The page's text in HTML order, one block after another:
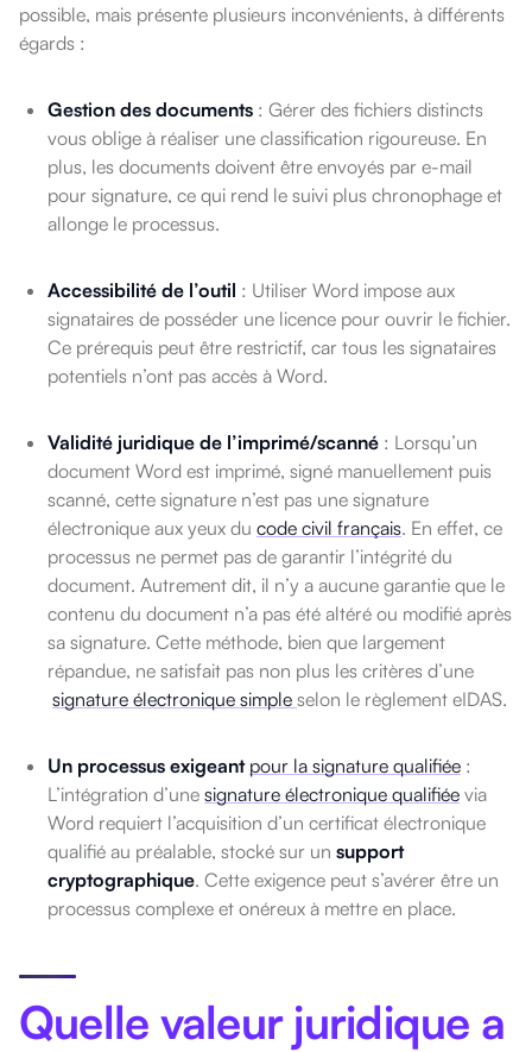
possible, mais présente plusieurs inconvénients, à différents
égards :
Gestion des documents : Gérer des fichiers distincts
vous oblige à réaliser une classification rigoureuse. En
plus, les documents doivent être envoyés par e-mail
pour signature, ce qui rend le suivi plus chronophage et
allonge le processus.
Accessibilité de l’outil : Utiliser Word impose aux
signataires de posséder une licence pour ouvrir le fichier.
Ce prérequis peut être restrictif, car tous les signataires
potentiels n’ont pas accès à Word.
Validité juridique de l’imprimé/scanné : Lorsqu’un
document Word est imprimé, signé manuellement puis
scanné, cette signature n’est pas une signature
électronique aux yeux du code civil français. En effet, ce
processus ne permet pas de garantir l’intégrité du
document. Autrement dit, il n’y a aucune garantie que le
contenu du document n’a pas été altéré ou modifié après
sa signature. Cette méthode, bien que largement
répandue, ne satisfait pas non plus les critères d’une
signature électronique simple selon le règlement eIDAS.
Un processus exigeant pour la signature qualifiée :
L’intégration d’une signature électronique qualifiée via
Word requiert l’acquisition d’un certificat électronique
qualifié au préalable, stocké sur un support
cryptographique. Cette exigence peut s’avérer être un
processus complexe et onéreux à mettre en place.
Quelle valeur juridique a